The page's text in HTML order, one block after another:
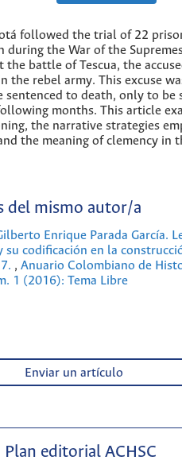
followed the trial of 22
the War of the
the battle of Tescua, the
the rebel army. This excuse
sentenced to death, only to be
months. This article
the narrative strategies
the meaning of clemency in
del mismo autor/a
Enrique Parada García.
su codificación en la
, Anuario Colombiano de
1 (2016): Tema Libre
Enviar un artículo
Plan editorial ACHSC